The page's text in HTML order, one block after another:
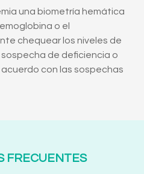
una biometría hemática
o el
chequear los niveles de
de deficiencia o
con las sospechas
FRECUENTES